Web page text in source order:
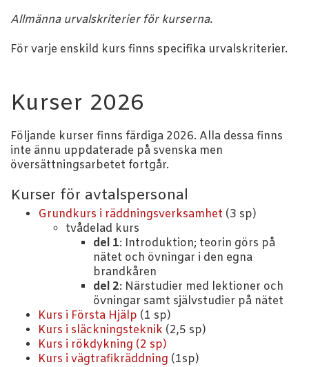
Allmänna urvalskriterier för kurserna.
För varje enskild kurs finns specifika urvalskriterier.
Kurser 2026
Följande kurser finns färdiga 2026. Alla dessa finns
inte ännu uppdaterade på svenska men
översättningsarbetet fortgår.
Kurser för avtalspersonal
Grundkurs i räddningsverksamhet (3 sp)
tvådelad kurs
del 1: Introduktion; teorin görs på
nätet och övningar i den egna
brandkåren
del 2: Närstudier med lektioner och
övningar samt självstudier på nätet
Kurs i Första Hjälp (1 sp)
Kurs i släckningsteknik (2,5 sp)
Kurs i rökdykning (2 sp)
Kurs i vägtrafikräddning (1sp)